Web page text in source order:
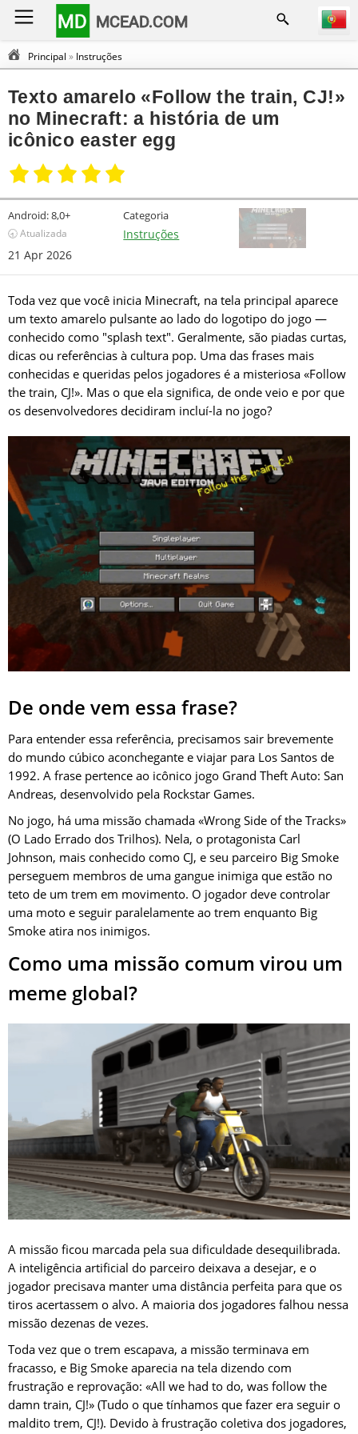
MD MCEAD.COM
Principal » Instruções
Texto amarelo «Follow the train, CJ!»
no Minecraft: a história de um
icônico easter egg
Android:8,0+
🕣 Atualizada
21 Apr 2026
Categoria
Instruções
Toda vez que você inicia Minecraft, na tela principal aparece
um texto amarelo pulsante ao lado do logotipo do jogo —
conhecido como "splash text". Geralmente, são piadas curtas,
dicas ou referências à cultura pop. Uma das frases mais
conhecidas e queridas pelos jogadores é a misteriosa «Follow
the train, CJ!». Mas o que ela significa, de onde veio e por que
os desenvolvedores decidiram incluí-la no jogo?
De onde vem essa frase?
Para entender essa referência, precisamos sair brevemente
do mundo cúbico aconchegante e viajar para Los Santos de
1992. A frase pertence ao icônico jogo Grand Theft Auto: San
Andreas, desenvolvido pela Rockstar Games.
No jogo, há uma missão chamada «Wrong Side of the Tracks»
(O Lado Errado dos Trilhos). Nela, o protagonista Carl
Johnson, mais conhecido como CJ, e seu parceiro Big Smoke
perseguem membros de uma gangue inimiga que estão no
teto de um trem em movimento. O jogador deve controlar
uma moto e seguir paralelamente ao trem enquanto Big
Smoke atira nos inimigos.
Como uma missão comum virou um
meme global?
A missão ficou marcada pela sua dificuldade desequilibrada.
A inteligência artificial do parceiro deixava a desejar, e o
jogador precisava manter uma distância perfeita para que os
tiros acertassem o alvo. A maioria dos jogadores falhou nessa
missão dezenas de vezes.
Toda vez que o trem escapava, a missão terminava em
fracasso, e Big Smoke aparecia na tela dizendo com
frustração e reprovação: «All we had to do, was follow the
damn train, CJ!» (Tudo o que tínhamos que fazer era seguir o
maldito trem, CJ!). Devido à frustração coletiva dos jogadores,